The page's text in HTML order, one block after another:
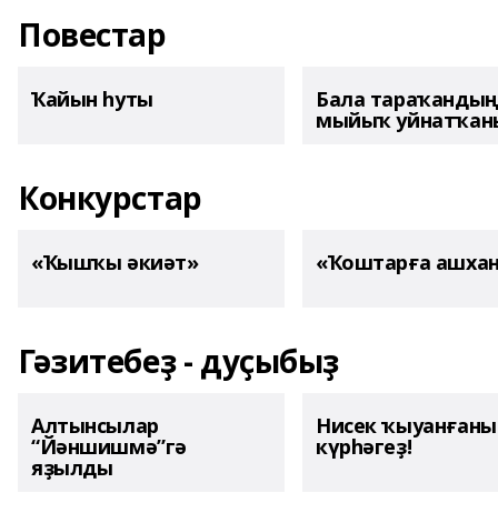
Повестар
Ҡайын һуты Бала тараҡандың
мыйыҡ
Конкурстар
«Ҡышҡы әкиәт» «Ҡоштарға
Гәзитебеҙ - дуҫыбыҙ
Алтынсылар
“Йәншишмә”гә
яҙылды
Нисек
күрһәгеҙ!